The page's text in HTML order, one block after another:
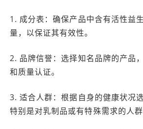
1. 成分表：确保产品中含有活性益
量，以保证其有效性。
2. 品牌信誉：选择知名品牌的产品
和质量认证。
3. 适合人群：根据自身的健康状况
特别是对乳制品或有特殊需求的人群